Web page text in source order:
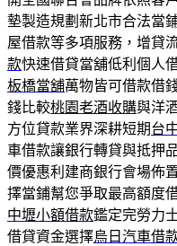
墊製造規劃新北市合法當
屋借款等多項服務，增貸
款快速借貸當舖低利個人
板橋當舖萬物皆可借款借
錢比較桃園老酒收購與洋
方位貸款業界深耕短期台
車借款讓銀行轉貸與抵押
價優惠利建商銀行會場佈
擇當鋪幫您爭取最高額度
中壢小額借款鑑定完勞力
借貸資金選擇烏日汽車借